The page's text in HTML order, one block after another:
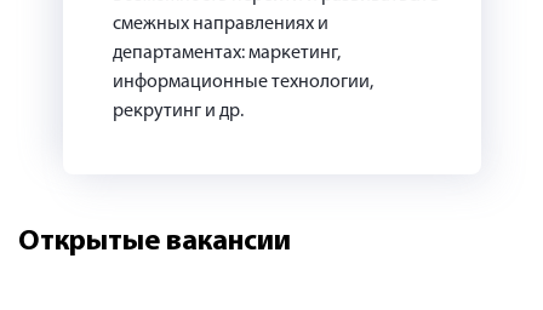
смежных направлениях и
департаментах: маркетинг,
информационные технологии,
рекрутинг и др.
Открытые вакансии